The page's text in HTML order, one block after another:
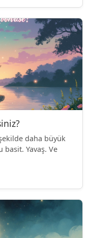
daha büyük
Yavaş. Ve